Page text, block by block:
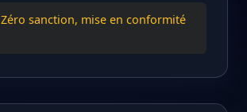
Zéro sanction, mise en conformité